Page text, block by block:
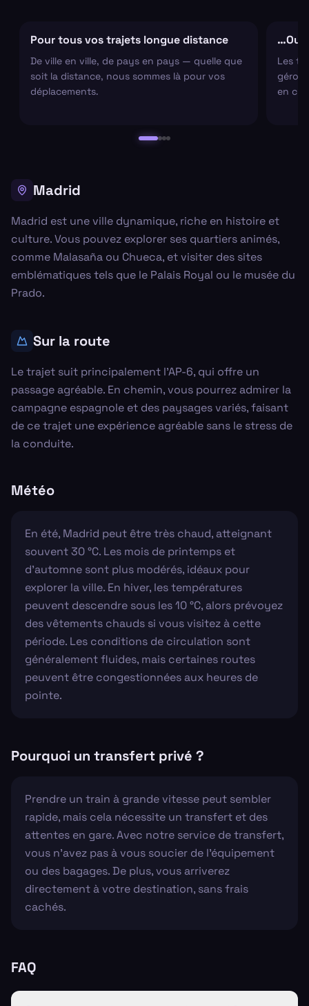
Pour tous vos trajets longue distance
De ville en ville, de pays en pays — quelle que
soit la distance, nous sommes là pour vos
déplacements.
…Ou
Les
en
Madrid
Madrid est une ville dynamique, riche en histoire et
culture. Vous pouvez explorer ses quartiers animés,
comme Malasaña ou Chueca, et visiter des sites
emblématiques tels que le Palais Royal ou le musée du
Prado.
Sur la route
Le trajet suit principalement l'AP-6, qui offre un
passage agréable. En chemin, vous pourrez admirer la
campagne espagnole et des paysages variés, faisant
de ce trajet une expérience agréable sans le stress de
la conduite.
Météo
En été, Madrid peut être très chaud, atteignant
souvent 30 °C. Les mois de printemps et
d'automne sont plus modérés, idéaux pour
explorer la ville. En hiver, les températures
peuvent descendre sous les 10 °C, alors prévoyez
des vêtements chauds si vous visitez à cette
période. Les conditions de circulation sont
généralement fluides, mais certaines routes
peuvent être congestionnées aux heures de
pointe.
Pourquoi un transfert privé ?
Prendre un train à grande vitesse peut sembler
rapide, mais cela nécessite un transfert et des
attentes en gare. Avec notre service de transfert,
vous n'avez pas à vous soucier de l'équipement
ou des bagages. De plus, vous arriverez
directement à votre destination, sans frais
cachés.
FAQ